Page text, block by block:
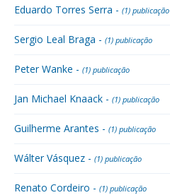
Eduardo Torres Serra - (1) publicação
Sergio Leal Braga - (1) publicação
Peter Wanke - (1) publicação
Jan Michael Knaack - (1) publicação
Guilherme Arantes - (1) publicação
Wálter Vásquez - (1) publicação
Renato Cordeiro - (1) publicação